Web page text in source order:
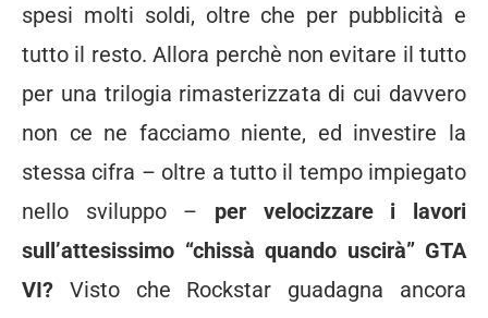
spesi molti soldi, oltre che per pubblicità e
tutto il resto. Allora perchè non evitare il tutto
per una trilogia rimasterizzata di cui davvero
non ce ne facciamo niente, ed investire la
stessa cifra – oltre a tutto il tempo impiegato
nello sviluppo – per velocizzare i lavori
sull’attesissimo “chissà quando uscirà” GTA
VI? Visto che Rockstar guadagna ancora